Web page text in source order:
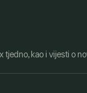
tjedno, kao i vijesti o